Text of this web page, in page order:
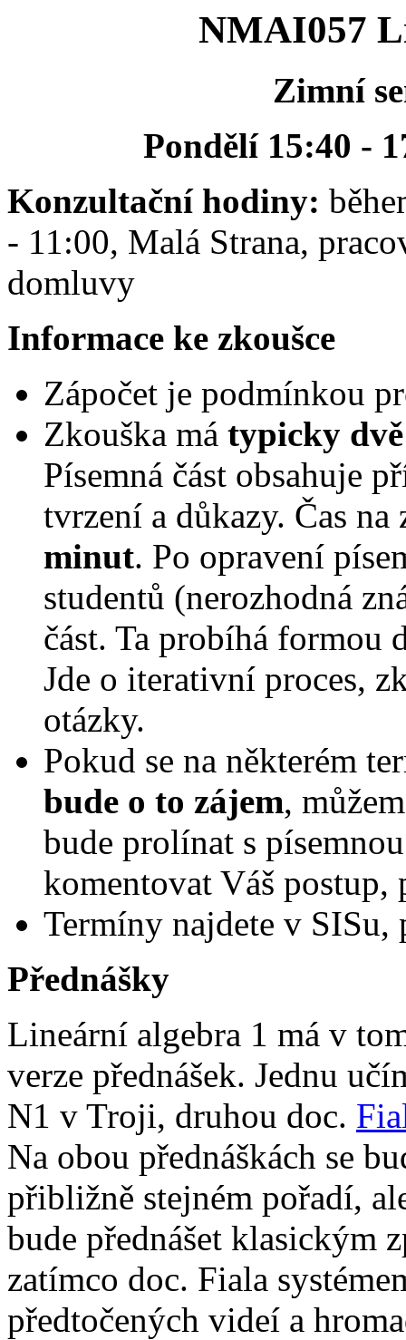
NMAI057
Zimní
Pondělí 15:40 -
Konzultační hodiny:
- 11:00, Malá Strana,
domluvy
Informace ke zkoušce
Zápočet je podmínkou
Zkouška má typicky
Písemná část obsahuje
tvrzení a důkazy. Čas
minut. Po opravení
studentů (nerozhodná
část. Ta probíhá formou
Jde o iterativní proces,
otázky.
Pokud se na některém
bude o to zájem,
bude prolínat s
komentovat Váš postup,
Termíny najdete v SISu,
Přednášky
Lineární algebra 1 má v
verze přednášek. Jednu
N1 v Troji, druhou doc.
Na obou přednáškách se
přibližně stejném pořadí,
bude přednášet klasickým
zatímco doc. Fiala
předtočených videí a